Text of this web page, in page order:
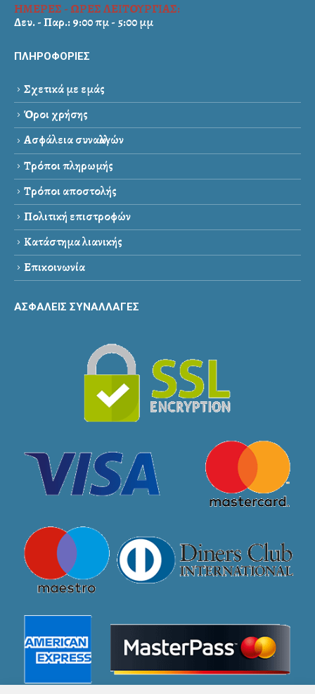
ΗΜΕΡΕΣ - ΩΡΕΣ ΛΕΙΤΟΥΡΓΙΑΣ:
Δευ. - Παρ.: 9:00 πμ - 5:00 μμ
ΠΛΗΡΟΦΟΡΙΕΣ
Σχετικά με εμάς
Όροι χρήσης
Ασφάλεια συναλλαγών
Τρόποι πληρωμής
Τρόποι αποστολής
Πολιτική επιστροφών
Κατάστημα λιανικής
Επικοινωνία
ΑΣΦΑΛΕΙΣ ΣΥΝΑΛΛΑΓΕΣ